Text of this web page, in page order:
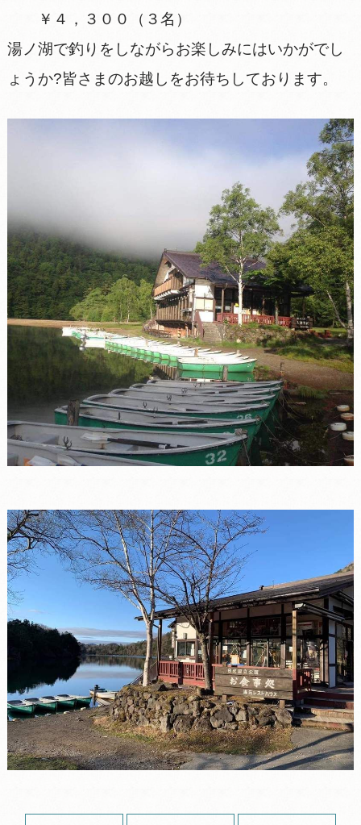
￥４，３００（３名）
湯ノ湖で釣りをしながらお楽しみにはいかがでし
ょうか?皆さまのお越しをお待ちしております。